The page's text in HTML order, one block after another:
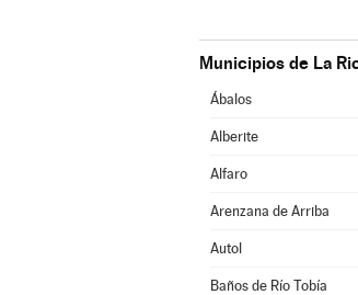
Municipios de La
Ábalos
Alberite
Alfaro
Arenzana de Arriba
Autol
Baños de Río Tobía